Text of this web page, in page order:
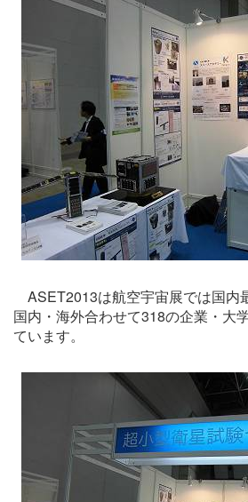
ASET2013は航空宇宙展では国内
国内・海外合わせて318の企業・大
ています。